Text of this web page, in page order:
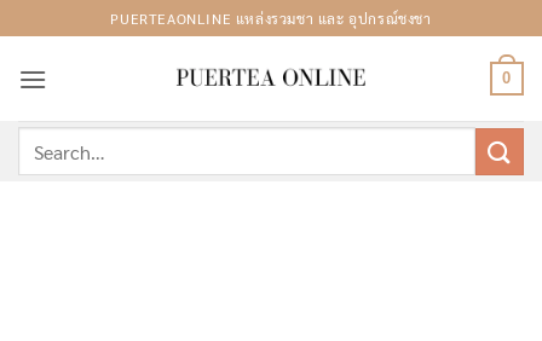
to
content
PUERTEAONLINE แหล่งรวมชา และ อุปกรณ์ชงชา
0
for: